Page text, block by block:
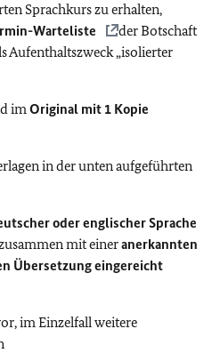
Sprachkurs zu erhalten,
Warteliste
der Botschaft
Aufenthaltszweck „isolierter
imOriginal mit 1 Kopie
in der unten aufgeführten
oder englischer Sprache
mit eineranerkannten
Übersetzung eingereicht
im Einzelfall weitere